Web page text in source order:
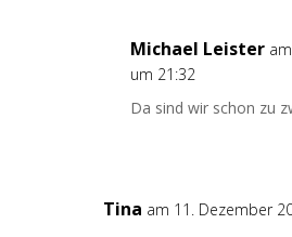
Michael Leister
um 21:32
Da sind wir schon zu
Tina am 11. Dezember